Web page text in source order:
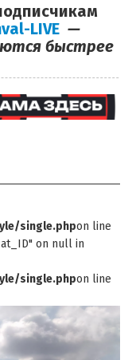
LIVE —
быстрее
single.phpon line
on null in
single.phpon line